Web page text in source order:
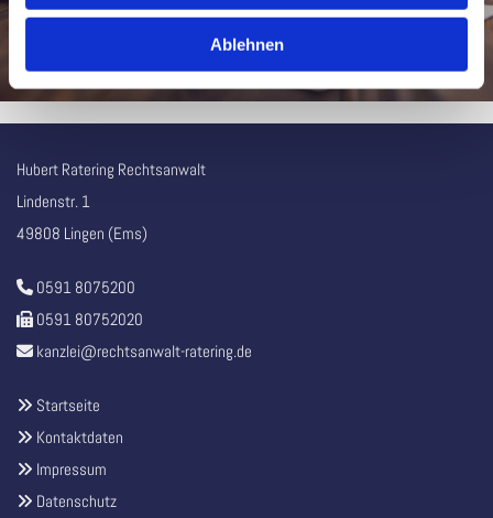
Ablehnen
Sozialrecht
Allgemeines Zivilrecht
Ordnungswidrigkeiten
Hubert Ratering Rechtsanwalt
Lindenstr. 1
49808 Lingen (Ems)
 0591 8075200
 0591 80752020
 kanzlei@rechtsanwalt-ratering.de
 Startseite
 Kontaktdaten
 Impressum
 Datenschutz